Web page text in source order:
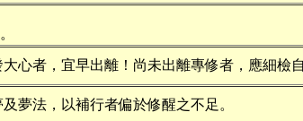
大心者，宜早出離！尚未出離專修者，應細檢
夢法，以補行者偏於修醒之不足。